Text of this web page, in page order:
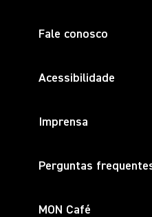
Fale conosco
Acessibilidade
Imprensa
Perguntas
MON Café